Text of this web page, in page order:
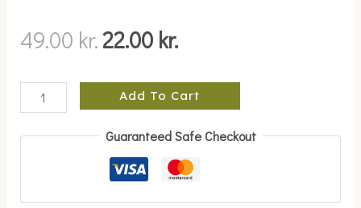
49.00 kr.22.00 kr.
Add To Cart
Guaranteed Safe Checkout